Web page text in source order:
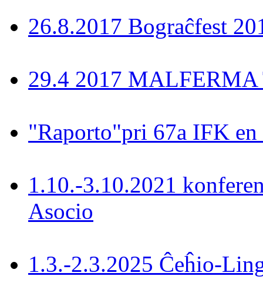
26.8.2017 Bograĉfest
29.4 2017
"Raporto"pri 67a IFK
1.10.-3.10.2021
Asocio
1.3.-2.3.2025 Ĉeĥio-